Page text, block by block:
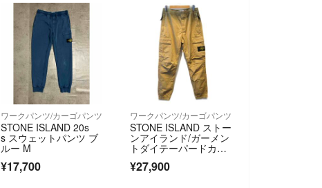
ワークパンツ/カーゴパンツ
STONE ISLAND 20s
s スウェットパンツ ブ
ルー M
¥17,700
ワークパンツ/カーゴパンツ
STONE ISLAND ストー
ンアイランド/ガーメン
トダイテーパードカー
ゴパンツ/W30/811531
314/ABランク/89【中
¥27,900